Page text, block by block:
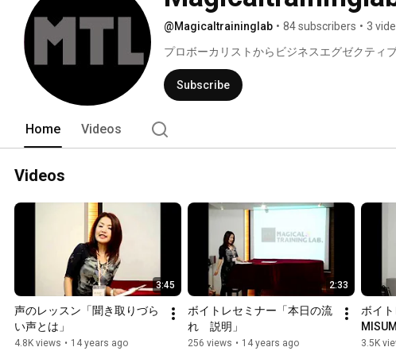
@Magicaltraininglab • 84 subscribers • 3
プロボーカリストからビジネスエグゼクティ
ーニングを提供するマジカルトレーニングラ
ミナー風景などをご紹介していきます。
Subscribe
Home Videos
Videos
3:45
声のレッスン「聞き取りづら
い声とは」
4.8K views • 14 years ago
2:33
ボイトレセミナー「本日の流
れ　説明」
256 views • 14 years ago
ボイ
3.5K